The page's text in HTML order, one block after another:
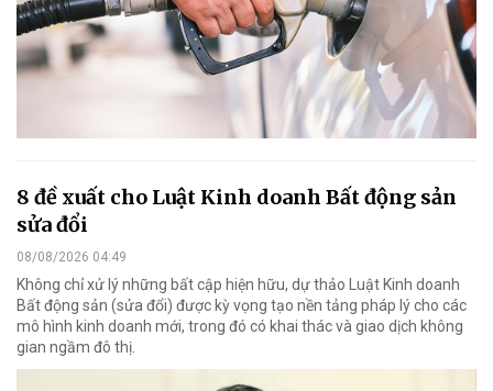
8 đề xuất cho Luật Kinh doanh Bất động sản
sửa đổi
08/08/2026 04:49
Không chỉ xử lý những bất cập hiện hữu, dự thảo Luật Kinh doanh
Bất động sản (sửa đổi) được kỳ vọng tạo nền tảng pháp lý cho các
mô hình kinh doanh mới, trong đó có khai thác và giao dịch không
gian ngầm đô thị.